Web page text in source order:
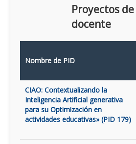
Proyectos
docente
Nombre de PID
CIAO: Contextualizando la
Inteligencia Artificial generativa
para su Optimización en
actividades educativas» (PID 179)